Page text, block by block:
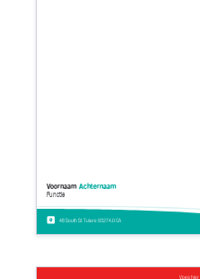
48 South St. Tulare 93274.0 CA
Functie
VoornaamAchternaam